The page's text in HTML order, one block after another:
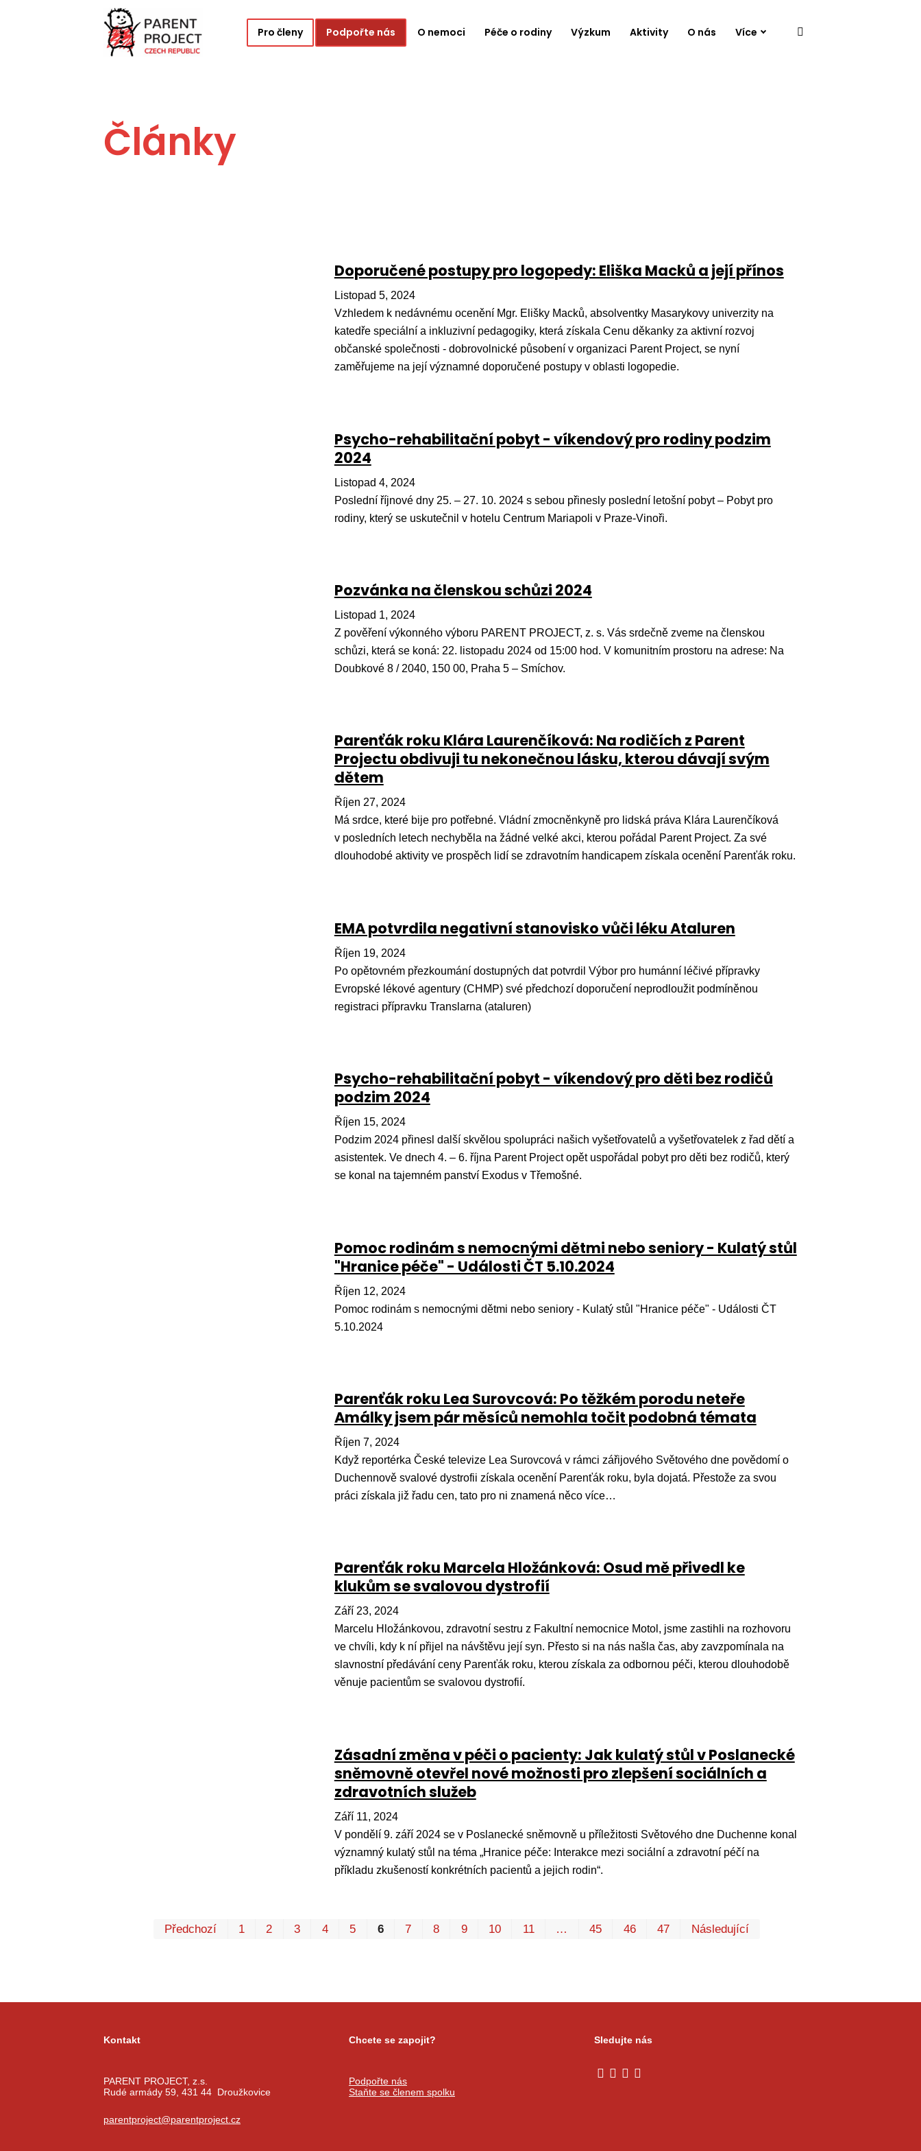
Pro členy Podpořte nás O nemoci Péče o rodiny Výzkum Aktivity O nás Více
Články
Doporučené postupy pro logopedy: Eliška Macků a její přínos
Listopad 5, 2024
Vzhledem k nedávnému ocenění Mgr. Elišky Macků, absolventky Masarykovy univerzity na
katedře speciální a inkluzivní pedagogiky, která získala Cenu děkanky za aktivní rozvoj
občanské společnosti - dobrovolnické působení v organizaci Parent Project, se nyní
zaměřujeme na její významné doporučené postupy v oblasti logopedie.
Psycho-rehabilitační pobyt - víkendový pro rodiny podzim
2024
Listopad 4, 2024
Poslední říjnové dny 25. – 27. 10. 2024 s sebou přinesly poslední letošní pobyt – Pobyt pro
rodiny, který se uskutečnil v hotelu Centrum Mariapoli v Praze-Vinoři.
Pozvánka na členskou schůzi 2024
Listopad 1, 2024
Z pověření výkonného výboru PARENT PROJECT, z. s. Vás srdečně zveme na členskou
schůzi, která se koná: 22. listopadu 2024 od 15:00 hod. V komunitním prostoru na adrese: Na
Doubkové 8 / 2040, 150 00, Praha 5 – Smíchov.
Parenťák roku Klára Laurenčíková: Na rodičích z Parent
Projectu obdivuji tu nekonečnou lásku, kterou dávají svým
dětem
Říjen 27, 2024
Má srdce, které bije pro potřebné. Vládní zmocněnkyně pro lidská práva Klára Laurenčíková
v posledních letech nechyběla na žádné velké akci, kterou pořádal Parent Project. Za své
dlouhodobé aktivity ve prospěch lidí se zdravotním handicapem získala ocenění Parenťák roku.
EMA potvrdila negativní stanovisko vůči léku Ataluren
Říjen 19, 2024
Po opětovném přezkoumání dostupných dat potvrdil Výbor pro humánní léčivé přípravky
Evropské lékové agentury (CHMP) své předchozí doporučení neprodloužit podmíněnou
registraci přípravku Translarna (ataluren)
Psycho-rehabilitační pobyt - víkendový pro děti bez rodičů
podzim 2024
Říjen 15, 2024
Podzim 2024 přinesl další skvělou spolupráci našich vyšetřovatelů a vyšetřovatelek z řad dětí a
asistentek. Ve dnech 4. – 6. října Parent Project opět uspořádal pobyt pro děti bez rodičů, který
se konal na tajemném panství Exodus v Třemošné.
Pomoc rodinám s nemocnými dětmi nebo seniory - Kulatý stůl
"Hranice péče" - Události ČT 5.10.2024
Říjen 12, 2024
Pomoc rodinám s nemocnými dětmi nebo seniory - Kulatý stůl "Hranice péče" - Události ČT
5.10.2024
Parenťák roku Lea Surovcová: Po těžkém porodu neteře
Amálky jsem pár měsíců nemohla točit podobná témata
Říjen 7, 2024
Když reportérka České televize Lea Surovcová v rámci zářijového Světového dne povědomí o
Duchennově svalové dystrofii získala ocenění Parenťák roku, byla dojatá. Přestože za svou
práci získala již řadu cen, tato pro ni znamená něco více…
Parenťák roku Marcela Hložánková: Osud mě přivedl ke
klukům se svalovou dystrofií
Září 23, 2024
Marcelu Hložánkovou, zdravotní sestru z Fakultní nemocnice Motol, jsme zastihli na rozhovoru
ve chvíli, kdy k ní přijel na návštěvu její syn. Přesto si na nás našla čas, aby zavzpomínala na
slavnostní předávání ceny Parenťák roku, kterou získala za odbornou péči, kterou dlouhodobě
věnuje pacientům se svalovou dystrofií.
Zásadní změna v péči o pacienty: Jak kulatý stůl v Poslanecké
sněmovně otevřel nové možnosti pro zlepšení sociálních a
zdravotních služeb
Září 11, 2024
V pondělí 9. září 2024 se v Poslanecké sněmovně u příležitosti Světového dne Duchenne konal
významný kulatý stůl na téma „Hranice péče: Interakce mezi sociální a zdravotní péčí na
příkladu zkušeností konkrétních pacientů a jejich rodin“.
Předchozí 1 2 3 4 5 6 7 8 9 10 11 … 45 46 47 Následující
Kontakt
PARENT PROJECT, z.s.
Rudé armády 59, 431 44 Droužkovice
parentproject@parentproject.cz
Chcete se zapojit?
Podpořte nás
Staňte se členem spolku
Sledujte nás